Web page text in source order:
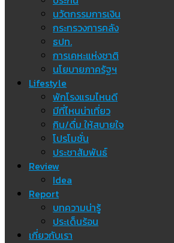
นวัตกรรมการเงิน
กระทรวงการคลัง
ธปท.
การเคหะแห่งชาติ
นโยบายภาครัฐฯ
Lifestyle
พักโรงแรมไหนดี
มีที่ไหนน่าเที่ยว
กิน/ดื่ม ให้สบายใจ
โปรโมชั่น
ประชาสัมพันธ์
Review
Idea
Report
บทความน่ารู้
ประเด็นร้อน
เกี่ยวกับเรา